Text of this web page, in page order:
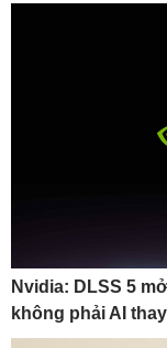
Nvidia: DLSS 5
không phải AI